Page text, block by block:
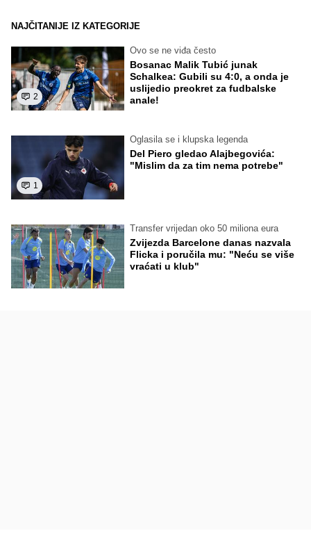
NAJČITANIJE IZ KATEGORIJE
2
Ovo se ne viđa često
Bosanac Malik Tubić junak
Schalkea: Gubili su 4:0, a onda je
uslijedio preokret za fudbalske
anale!
1
Oglasila se i klupska legenda
Del Piero gledao Alajbegovića:
"Mislim da za tim nema potrebe"
Transfer vrijedan oko 50 miliona eura
Zvijezda Barcelone danas nazvala
Flicka i poručila mu: "Neću se više
vraćati u klub"